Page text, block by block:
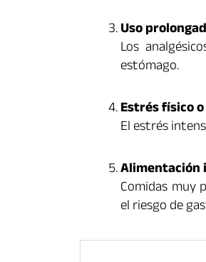
Uso
Los
estómago.
Estrés físico
El estrés
Alimentación
Comidas muy
el riesgo de